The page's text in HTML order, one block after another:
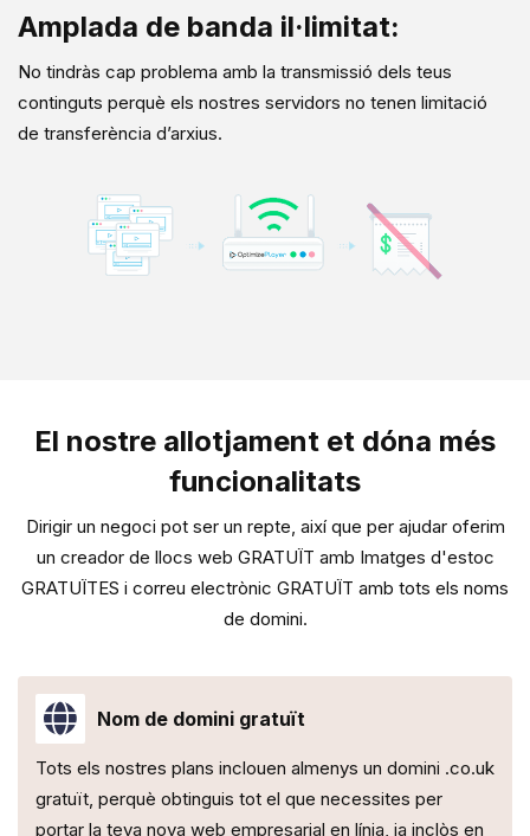
Amplada de banda il·limitat:
No tindràs cap problema amb la transmissió dels teus
continguts perquè els nostres servidors no tenen limitació
de transferència d’arxius.
El nostre allotjament et dóna més
funcionalitats
Dirigir un negoci pot ser un repte, així que per ajudar oferim
un creador de llocs web GRATUÏT amb Imatges d'estoc
GRATUÏTES i correu electrònic GRATUÏT amb tots els noms
de domini.
Nom de domini gratuït
Tots els nostres plans inclouen almenys un domini .co.uk
gratuït, perquè obtinguis tot el que necessites per
portar la teva nova web empresarial en línia, ja inclòs en